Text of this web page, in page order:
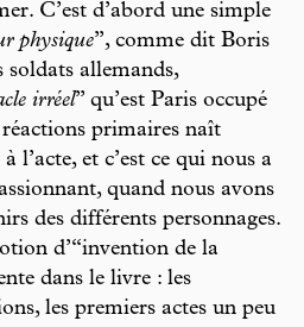
C’est d’abord une simple
physique”, comme dit Boris
allemands,
irréel” qu’est Paris occupé
réactions primaires naît
l’acte, et c’est ce qui nous a
quand nous avons
des différents personnages.
d’“invention de la
dans le livre : les
les premiers actes un peu